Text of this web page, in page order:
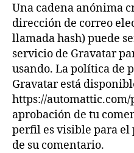
Una cadena anónima
dirección de correo
llamada hash) puede
servicio de Gravatar
usando. La política de
Gravatar está
https://automattic.com/
aprobación de tu
perfil es visible para el
de su comentario.